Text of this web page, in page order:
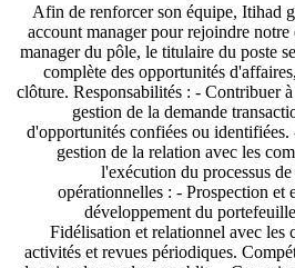
Afin de renforcer son équipe, Itihad
account manager pour rejoindre
manager du pôle, le titulaire du poste
complète des opportunités
clôture. Responsabilités : - Contribuer
gestion de la demande
d'opportunités confiées ou identifiées.
gestion de la relation avec les
l'exécution du processus
opérationnelles : - Prospection et
développement du
Fidélisation et relationnel avec les
activités et revues périodiques.